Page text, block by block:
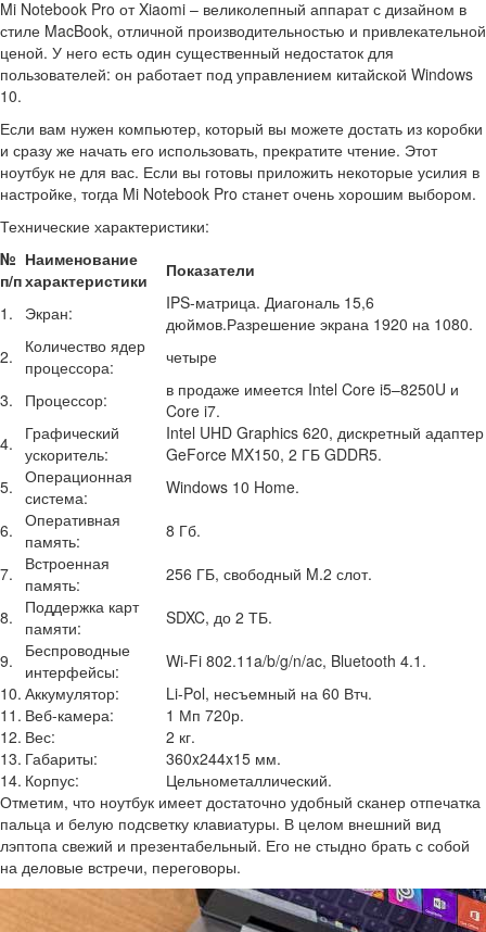
Mi Notebook Pro от Xiaomi – великолепный аппарат с дизайном в
стиле MacBook, отличной производительностью и привлекательной
ценой. У него есть один существенный недостаток для
пользователей: он работает под управлением китайской Windows
10.
Если вам нужен компьютер, который вы можете достать из коробки
и сразу же начать его использовать, прекратите чтение. Этот
ноутбук не для вас. Если вы готовы приложить некоторые усилия в
настройке, тогда Mi Notebook Pro станет очень хорошим выбором.
Технические характеристики:
№
п/п
Наименование
характеристики
Показатели
1.
Экран:
IPS-матрица. Диагональ 15,6
дюймов.Разрешение экрана 1920 на 1080.
2.
Количество ядер
процессора:
четыре
3.
Процессор:
в продаже имеется Intel Core i5–8250U и
Core i7.
4.
Графический
ускоритель:
Intel UHD Graphics 620, дискретный адаптер
GeForce MX150, 2 ГБ GDDR5.
5. Операционная
система:
Windows 10 Home.
6. Оперативная
память:
8 Гб.
7.
Встроенная
память:
256 ГБ, свободный M.2 слот.
8.
Поддержка карт
памяти:
SDXC, до 2 ТБ.
9.
Беспроводные
интерфейсы:
Wi-Fi 802.11a/b/g/n/ac, Bluetooth 4.1.
10. Аккумулятор:
Li-Pol, несъемный на 60 Втч.
11. Веб-камера:
1 Мп 720р.
12. Вес:
2 кг.
13. Габариты:
360x244x15 мм.
14. Корпус:
Цельнометаллический.
Отметим, что ноутбук имеет достаточно удобный сканер отпечатка
пальца и белую подсветку клавиатуры. В целом внешний вид
лэптопа свежий и презентабельный. Его не стыдно брать с собой
на деловые встречи, переговоры.